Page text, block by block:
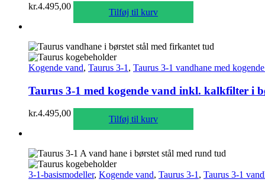
kr.4.495,00
Tilføj til kurv
Kogende vand, Taurus 3-1 , Taurus 3-1 vandhane med
Taurus 3-1 med kogende vand inkl. kalkfilter i
kr.4.495,00
Tilføj til kurv
3-1-basismodeller, Kogende vand, Taurus 3-1 , Taurus 3-1